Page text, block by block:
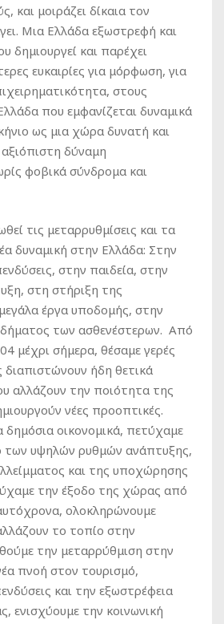
και μοιράζει δίκαια τον
Μια Ελλάδα εξωστρεφή και
δημιουργεί και παρέχει
ευκαιρίες για μόρφωση, για
στους
που εμφανίζεται δυναμικά
ως μια χώρα δυνατή και
δύναμη
φοβικά σύνδρομα και
τις μεταρρυθμίσεις και τα
δυναμική στην Ελλάδα: Στην
στην παιδεία, στην
στη στήριξη της
έργα υποδομής, στην
των ασθενέστερων. Από
μέχρι σήμερα, θέσαμε γερές
διαπιστώνουν ήδη θετικά
αλλάζουν την ποιότητα της
νέες προοπτικές.
δημόσια οικονομικά, πετύχαμε
των υψηλών ρυθμών ανάπτυξης,
και της υποχώρησης
την έξοδο της χώρας από
ολοκληρώνουμε
το τοπίο στην
την μεταρρύθμιση στην
πνοή στον τουρισμό,
και την εξωστρέφεια
ενισχύουμε την κοινωνική